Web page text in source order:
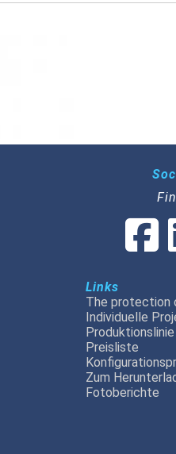
Links
The protection
Individuelle
Produktionslinie
Preisliste
Zum
Fotoberichte